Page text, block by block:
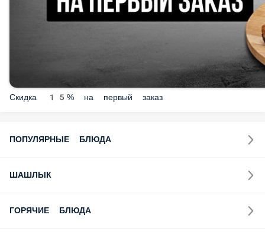
Скидка 15% на первый заказ
ПОПУЛЯРНЫЕ БЛЮДА
ШАШЛЫК
ГОРЯЧИЕ БЛЮДА